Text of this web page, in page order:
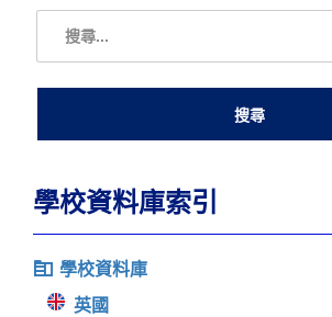
學校資料庫索引
學校資料庫
英國